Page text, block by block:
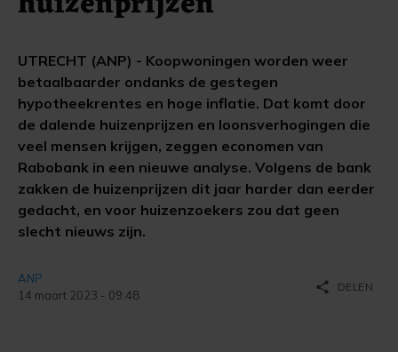
UTRECHT (ANP) - Koopwoningen worden weer
betaalbaarder ondanks de gestegen
hypotheekrentes en hoge inflatie. Dat komt door
de dalende huizenprijzen en loonsverhogingen die
veel mensen krijgen, zeggen economen van
Rabobank in een nieuwe analyse. Volgens de bank
zakken de huizenprijzen dit jaar harder dan eerder
gedacht, en voor huizenzoekers zou dat geen
slecht nieuws zijn.
ANP
14 maart 2023 - 09:48
share DELEN